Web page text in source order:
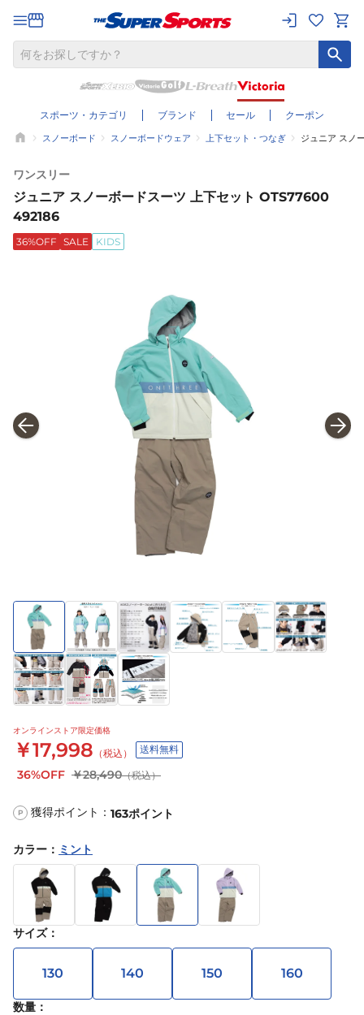
スポーツ・カテゴリ ブランド セール クーポン
スノーボード スノーボードウェア 上下セット・つなぎ ジュニア スノ
ワンスリー
ジュニア スノーボードスーツ 上下セット OTS77600
492186
36%OFF SALE KIDS
オンラインストア限定価格
￥17,998 （税込） 送料無料
36%OFF ￥28,490（税込）
P 獲得ポイント： 163ポイント
カラー ： ミント
サイズ：
130 140 150 160
数量：